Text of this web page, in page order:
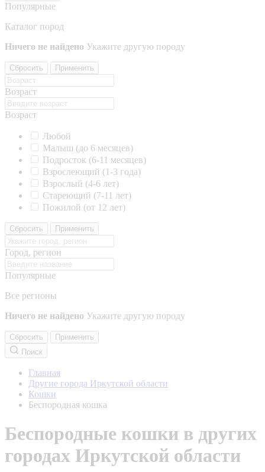
Популярные
Каталог пород
Ничего не найдено Укажите другую породу
Сбросить Применить
Возраст
Возраст
Любой
Малыш (до 6 месяцев)
Подросток (6-11 месяцев)
Взрослеющий (1-3 года)
Взрослый (4-6 лет)
Стареющий (7-11 лет)
Пожилой (от 12 лет)
Сбросить Применить
Город, регион
Популярные
Все регионы
Ничего не найдено Укажите другую породу
Сбросить
Применить
Поиск
Главная
Другие города Иркутской области
Кошки
Беспородная кошка
Беспородные кошки в других
городах Иркутской области